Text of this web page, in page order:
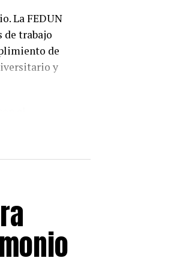
La FEDUN
de trabajo
de
y
de
a la
de
Corte